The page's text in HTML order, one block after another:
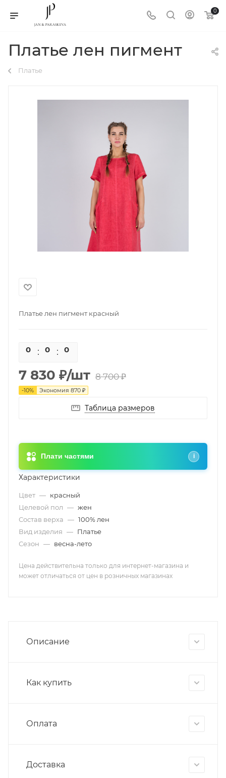
0
Платье лен пигмент
Платье
Платье лен пигмент красный
0 0 0
7 830 ₽/шт 8 700₽
-10% Экономия 870 ₽
Таблица размеров
Плати частями i
Характеристики
Цвет — красный
Целевой пол — жен
Состав верха — 100% лен
Вид изделия — Платье
Сезон — весна-лето
Цена действительна только для интернет-магазина и
может отличаться от цен в розничных магазинах
Описание
Как купить
Оплата
Доставка